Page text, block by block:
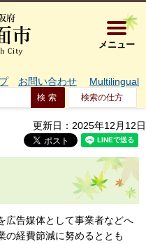
大阪府箕
メニュー
お問い合わせ Multilingual
検索の仕方
更新日：2025年12月12日
広告媒体として事業者などへ
の経費節減に努めるととも